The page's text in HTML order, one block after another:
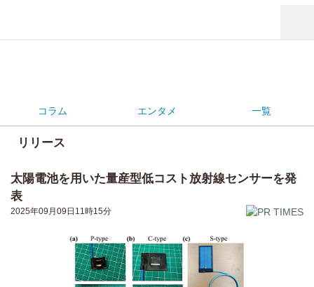
コラム エンタメ 一覧
リリース
太陽電池を用いた量産型低コスト放射線センサーを発
表
2025年09月09日11時15分